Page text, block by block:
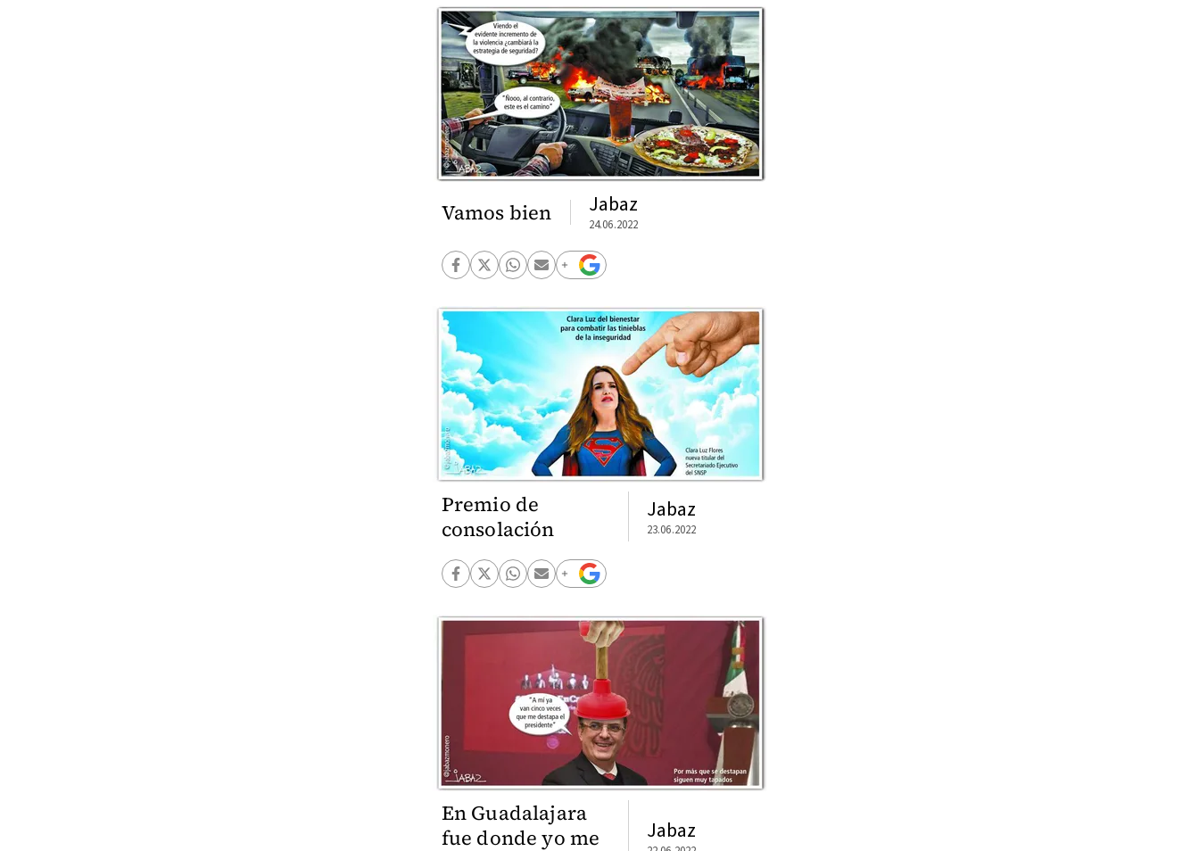
Vamos bien Jabaz
24.06.2022
Premio de
consolación
Jabaz
23.06.2022
En Guadalajara
fue donde yo me
Jabaz